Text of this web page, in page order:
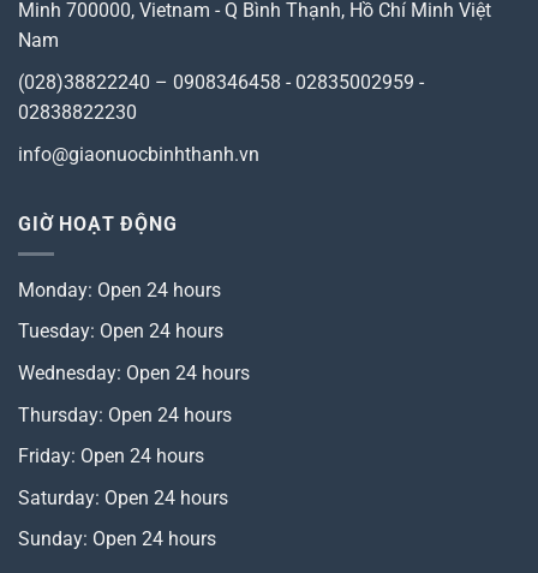
Minh 700000, Vietnam - Q Bình Thạnh, Hồ Chí Minh Việt
Nam
(028)38822240 – 0908346458 - 02835002959 -
02838822230
info@giaonuocbinhthanh.vn
GIỜ HOẠT ĐỘNG
Monday: Open 24 hours
Tuesday: Open 24 hours
Wednesday: Open 24 hours
Thursday: Open 24 hours
Friday: Open 24 hours
Saturday: Open 24 hours
Sunday: Open 24 hours